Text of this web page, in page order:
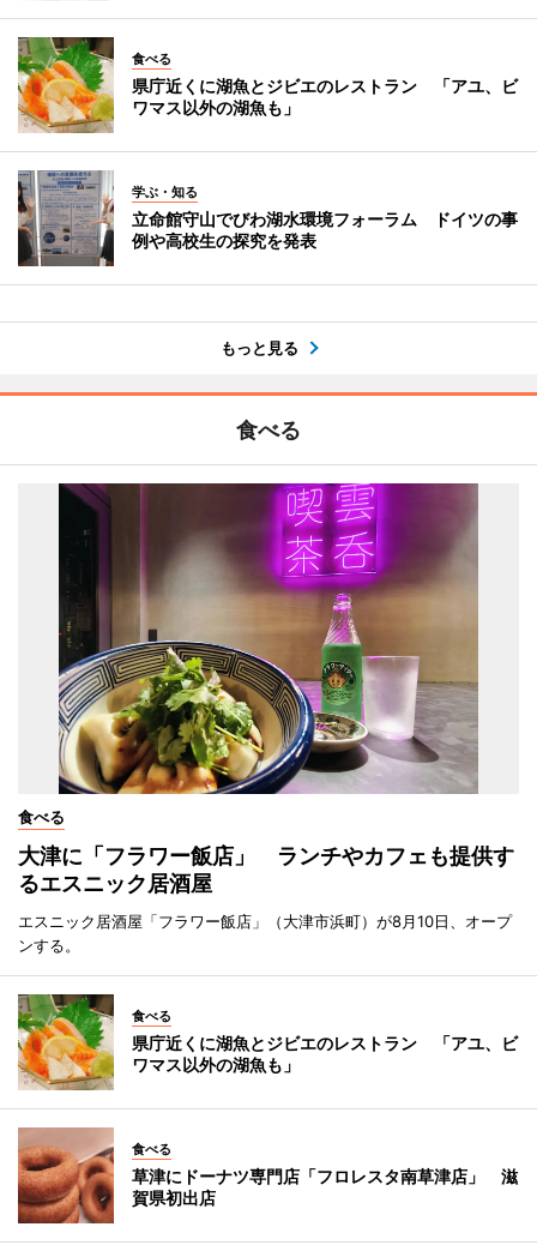
食べる
県庁近くに湖魚とジビエのレストラン 「アユ、ビ
ワマス以外の湖魚も」
学ぶ・知る
立命館守山でびわ湖水環境フォーラム ドイツの事
例や高校生の探究を発表
もっと見る
食べる
食べる
大津に「フラワー飯店」 ランチやカフェも提供す
るエスニック居酒屋
エスニック居酒屋「フラワー飯店」（大津市浜町）が8月10日、オープ
ンする。
食べる
県庁近くに湖魚とジビエのレストラン 「アユ、ビ
ワマス以外の湖魚も」
食べる
草津にドーナツ専門店「フロレスタ南草津店」 滋
賀県初出店